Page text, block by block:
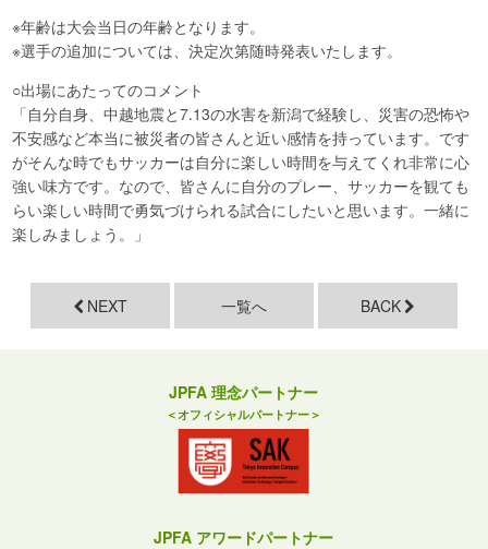
※年齢は大会当日の年齢となります。
※選手の追加については、決定次第随時発表いたします。
○出場にあたってのコメント
「自分自身、中越地震と7.13の水害を新潟で経験し、災害の恐怖や
不安感など本当に被災者の皆さんと近い感情を持っています。です
がそんな時でもサッカーは自分に楽しい時間を与えてくれ非常に心
強い味方です。なので、皆さんに自分のプレー、サッカーを観ても
らい楽しい時間で勇気づけられる試合にしたいと思います。一緒に
楽しみましょう。」
NEXT 一覧へ BACK
JPFA 理念パートナー
＜オフィシャルパートナー＞
JPFA アワードパートナー